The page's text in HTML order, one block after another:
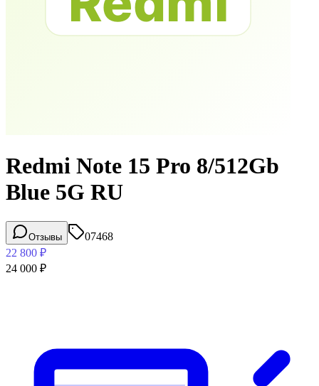
Redmi Note 15 Pro 8/512Gb
Blue 5G RU
Отзывы
07468
22 800 ₽
24 000 ₽